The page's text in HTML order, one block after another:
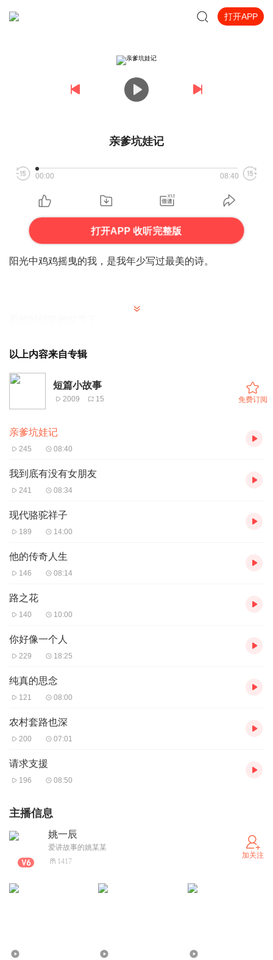
打开APP
亲爹坑娃记
00:00 08:40
打开APP 收听完整版
阳光中鸡鸡摇曳的我，是我年少写过最美的诗。
者Amos
ps。虽然拖更了很久，不过还是有做完这张专辑。
可喜可贺，可口可乐。
以上内容来自专辑
短篇小故事
2009 15 免费订阅
亲爹坑娃记
245 08:40
我到底有没有女朋友
241 08:34
现代骆驼祥子
189 14:00
他的传奇人生
146 08:14
路之花
140 10:00
你好像一个人
229 18:25
纯真的思念
121 08:00
农村套路也深
200 07:01
请求支援
196 08:50
主播信息
姚一辰
爱讲故事的姚某某
1417
加关注